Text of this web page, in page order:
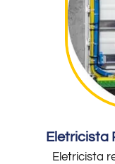
Eletricista
Eletricista